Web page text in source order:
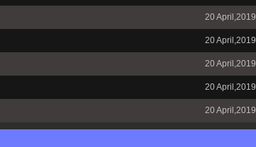
20 April,2019
20 April,2019
20 April,2019
20 April,2019
20 April,2019